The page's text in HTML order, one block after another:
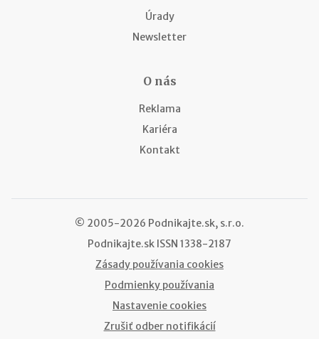
Úrady
Newsletter
O nás
Reklama
Kariéra
Kontakt
© 2005-2026 Podnikajte.sk, s.r.o.
Podnikajte.sk ISSN 1338-2187
Zásady používania cookies
Podmienky používania
Nastavenie cookies
Zrušiť odber notifikácií